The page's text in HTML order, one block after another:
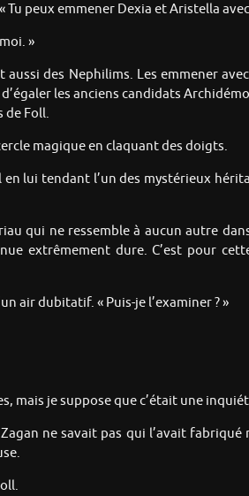
Tu peux emmener Dexia et Aristella
»
des Nephilims. Les emmener
les anciens candidats
de Foll.
magique en claquant des doigts.
lui tendant l’un des mystérieux
qui ne ressemble à aucun autre
extrêmement dure. C’est pour
air dubitatif. « Puis-je l’examiner ? »
mais je suppose que c’était une
ne savait pas qui l’avait